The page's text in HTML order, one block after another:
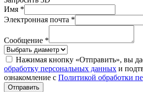
Имя *
Электронная почта *
Сообщение *
Нажимая кнопку «Отправить», вы
обработку персональных данных и
ознакомление с Политикой обработки
Отправить